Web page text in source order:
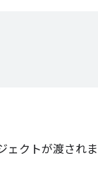
ェクトが渡され